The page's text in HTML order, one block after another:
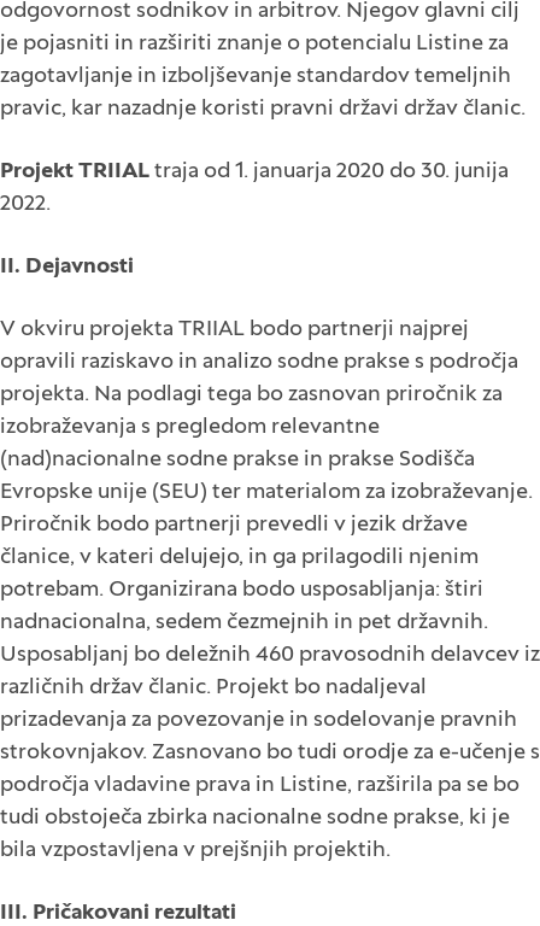
odgovornost sodnikov in arbitrov. Njegov glavni cilj
je pojasniti in razširiti znanje o potencialu Listine za
zagotavljanje in izboljševanje standardov temeljnih
pravic, kar nazadnje koristi pravni državi držav članic.
Projekt TRIIAL traja od 1. januarja 2020 do 30. junija
2022.
II. Dejavnosti
V okviru projekta TRIIAL bodo partnerji najprej
opravili raziskavo in analizo sodne prakse s področja
projekta. Na podlagi tega bo zasnovan priročnik za
izobraževanja s pregledom relevantne
(nad)nacionalne sodne prakse in prakse Sodišča
Evropske unije (SEU) ter materialom za izobraževanje.
Priročnik bodo partnerji prevedli v jezik države
članice, v kateri delujejo, in ga prilagodili njenim
potrebam. Organizirana bodo usposabljanja: štiri
nadnacionalna, sedem čezmejnih in pet državnih.
Usposabljanj bo deležnih 460 pravosodnih delavcev iz
različnih držav članic. Projekt bo nadaljeval
prizadevanja za povezovanje in sodelovanje pravnih
strokovnjakov. Zasnovano bo tudi orodje za e-učenje s
področja vladavine prava in Listine, razširila pa se bo
tudi obstoječa zbirka nacionalne sodne prakse, ki je
bila vzpostavljena v prejšnjih projektih.
III. Pričakovani rezultati